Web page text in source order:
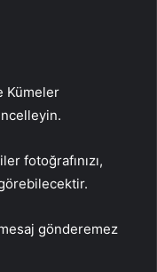
Kümeler
fotoğrafınızı,
gönderemez